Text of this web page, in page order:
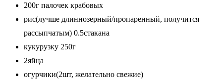
200г палочек крабовых
рис(лучше длиннозерный/пропаренный, получится
рассыпчатым) 0.5стакана
кукурузку 250г
2яйца
огурчики(2шт, желательно свежие)